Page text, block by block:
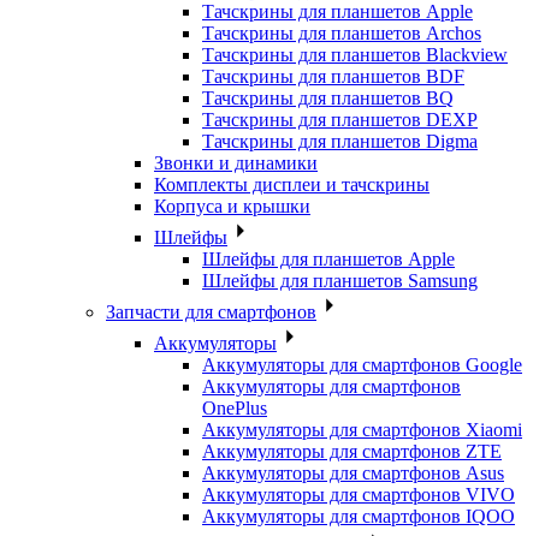
Тачскрины для планшетов Apple
Тачскрины для планшетов Archos
Тачскрины для планшетов Blackview
Тачскрины для планшетов BDF
Тачскрины для планшетов BQ
Тачскрины для планшетов DEXP
Тачскрины для планшетов Digma
Звонки и динамики
Комплекты дисплеи и тачскрины
Корпуса и крышки
Шлейфы
Шлейфы для планшетов Apple
Шлейфы для планшетов Samsung
Запчасти для смартфонов
Аккумуляторы
Аккумуляторы для смартфонов Google
Аккумуляторы для смартфонов
OnePlus
Аккумуляторы для смартфонов Xiaomi
Аккумуляторы для смартфонов ZTE
Аккумуляторы для cмартфонов Asus
Аккумуляторы для смартфонов VIVO
Аккумуляторы для смартфонов IQOO